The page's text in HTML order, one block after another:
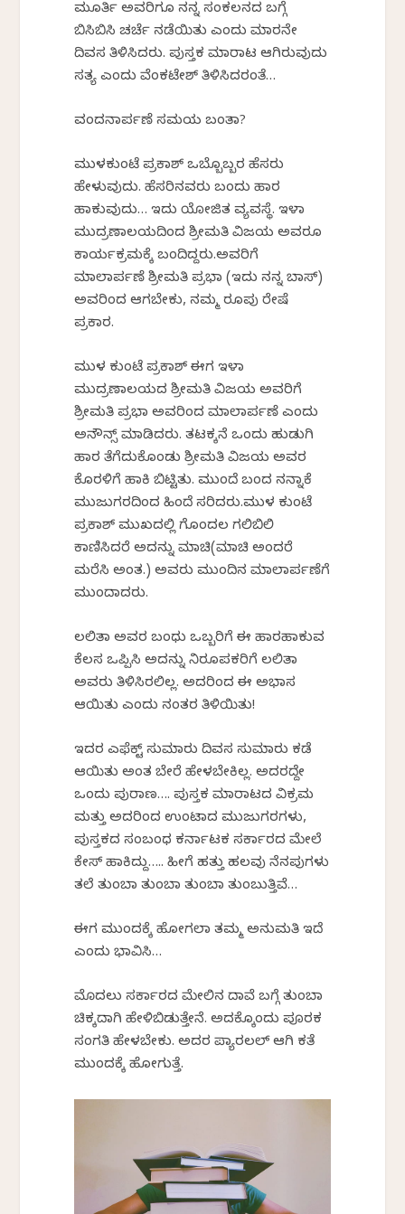
ಮೂರ್ತಿ ಅವರಿಗೂ ನನ್ನ ಸಂಕಲನದ ಬಗ್ಗೆ
ಬಿಸಿಬಿಸಿ ಚರ್ಚೆ ನಡೆಯಿತು ಎಂದು ಮಾರನೇ
ದಿವಸ ತಿಳಿಸಿದರು. ಪುಸ್ತಕ ಮಾರಾಟ ಆಗಿರುವುದು
ಸತ್ಯ ಎಂದು ವೆಂಕಟೇಶ್ ತಿಳಿಸಿದರಂತೆ…
ವಂದನಾರ್ಪಣೆ ಸಮಯ ಬಂತಾ?
ಮುಳಕುಂಟೆ ಪ್ರಕಾಶ್ ಒಬ್ಬೊಬ್ಬರ ಹೆಸರು
ಹೇಳುವುದು. ಹೆಸರಿನವರು ಬಂದು ಹಾರ
ಹಾಕುವುದು… ಇದು ಯೋಜಿತ ವ್ಯವಸ್ಥೆ. ಇಳಾ
ಮುದ್ರಣಾಲಯದಿಂದ ಶ್ರೀಮತಿ ವಿಜಯ ಅವರೂ
ಕಾರ್ಯಕ್ರಮಕ್ಕೆ ಬಂದಿದ್ದರು.ಅವರಿಗೆ
ಮಾಲಾರ್ಪಣೆ ಶ್ರೀಮತಿ ಪ್ರಭಾ (ಇದು ನನ್ನ ಬಾಸ್)
ಅವರಿಂದ ಆಗಬೇಕು, ನಮ್ಮ ರೂಪು ರೇಷೆ
ಪ್ರಕಾರ.
ಮುಳ ಕುಂಟೆ ಪ್ರಕಾಶ್ ಈಗ ಇಳಾ
ಮುದ್ರಣಾಲಯದ ಶ್ರೀಮತಿ ವಿಜಯ ಅವರಿಗೆ
ಶ್ರೀಮತಿ ಪ್ರಭಾ ಅವರಿಂದ ಮಾಲಾರ್ಪಣೆ ಎಂದು
ಅನೌನ್ಸ್ ಮಾಡಿದರು. ತಟಕ್ಕನೆ ಒಂದು ಹುಡುಗಿ
ಹಾರ ತೆಗೆದುಕೊಂಡು ಶ್ರೀಮತಿ ವಿಜಯ ಅವರ
ಕೊರಳಿಗೆ ಹಾಕಿ ಬಿಟ್ಟಿತು. ಮುಂದೆ ಬಂದ ನನ್ನಾಕೆ
ಮುಜುಗರದಿಂದ ಹಿಂದೆ ಸರಿದರು.ಮುಳ ಕುಂಟೆ
ಪ್ರಕಾಶ್ ಮುಖದಲ್ಲಿ ಗೊಂದಲ ಗಲಿಬಿಲಿ
ಕಾಣಿಸಿದರೆ ಅದನ್ನು ಮಾಚಿ(ಮಾಚಿ ಅಂದರೆ
ಮರೆಸಿ ಅಂತ.) ಅವರು ಮುಂದಿನ ಮಾಲಾರ್ಪಣೆಗೆ
ಮುಂದಾದರು.
ಲಲಿತಾ ಅವರ ಬಂಧು ಒಬ್ಬರಿಗೆ ಈ ಹಾರಹಾಕುವ
ಕೆಲಸ ಒಪ್ಪಿಸಿ ಅದನ್ನು ನಿರೂಪಕರಿಗೆ ಲಲಿತಾ
ಅವರು ತಿಳಿಸಿರಲಿಲ್ಲ. ಅದರಿಂದ ಈ ಅಭಾಸ
ಆಯಿತು ಎಂದು ನಂತರ ತಿಳಿಯಿತು!
ಇದರ ಎಫೆಕ್ಟ್ ಸುಮಾರು ದಿವಸ ಸುಮಾರು ಕಡೆ
ಆಯಿತು ಅಂತ ಬೇರೆ ಹೇಳಬೇಕಿಲ್ಲ. ಅದರದ್ದೇ
ಒಂದು ಪುರಾಣ…. ಪುಸ್ತಕ ಮಾರಾಟದ ವಿಕ್ರಮ
ಮತ್ತು ಅದರಿಂದ ಉಂಟಾದ ಮುಜುಗರಗಳು,
ಪುಸ್ತಕದ ಸಂಬಂಧ ಕರ್ನಾಟಕ ಸರ್ಕಾರದ ಮೇಲೆ
ಕೇಸ್ ಹಾಕಿದ್ದು….. ಹೀಗೆ ಹತ್ತು ಹಲವು ನೆನಪುಗಳು
ತಲೆ ತುಂಬಾ ತುಂಬಾ ತುಂಬಾ ತುಂಬುತ್ತಿವೆ…
ಈಗ ಮುಂದಕ್ಕೆ ಹೋಗಲಾ ತಮ್ಮ ಅನುಮತಿ ಇದೆ
ಎಂದು ಭಾವಿಸಿ…
ಮೊದಲು ಸರ್ಕಾರದ ಮೇಲಿನ ದಾವೆ ಬಗ್ಗೆ ತುಂಬಾ
ಚಿಕ್ಕದಾಗಿ ಹೇಳಿಬಿಡುತ್ತೇನೆ. ಅದಕ್ಕೊಂದು ಪೂರಕ
ಸಂಗತಿ ಹೇಳಬೇಕು. ಅದರ ಪ್ಯಾರಲಲ್ ಆಗಿ ಕತೆ
ಮುಂದಕ್ಕೆ ಹೋಗುತ್ತೆ.